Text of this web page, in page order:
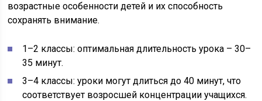
возрастные особенности детей и их способность
сохранять внимание.
1–2 классы: оптимальная длительность урока – 30–
35 минут.
3–4 классы: уроки могут длиться до 40 минут, что
соответствует возросшей концентрации учащихся.